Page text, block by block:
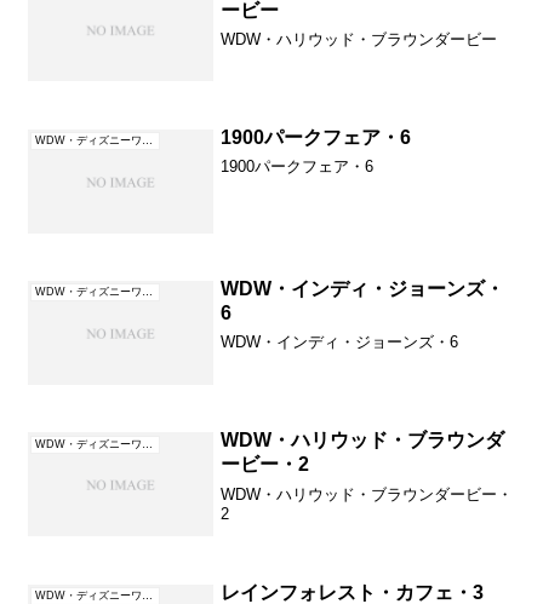
ービー
WDW・ハリウッド・ブラウンダービー
1900パークフェア・6
1900パークフェア・6
WDW・ディズニーワールド（フロリダ）
WDW・インディ・ジョーンズ・
6
WDW・インディ・ジョーンズ・6
WDW・ハリウッド・ブラウンダ
ービー・2
WDW・ハリウッド・ブラウンダービー・
2
レインフォレスト・カフェ・3